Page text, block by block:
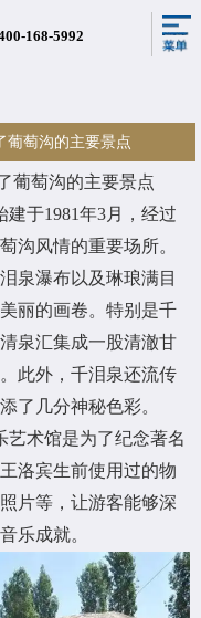
168-5992
葡萄沟的主要景点
葡萄沟的主要景点
于1981年3月，经过
沟风情的重要场所。
泉瀑布以及琳琅满目
丽的画卷。特别是千
泉汇集成一股清澈甘
此外，千泪泉还流传
了几分神秘色彩。
艺术馆是为了纪念著名
洛宾生前使用过的物
片等，让游客能够深
乐成就。